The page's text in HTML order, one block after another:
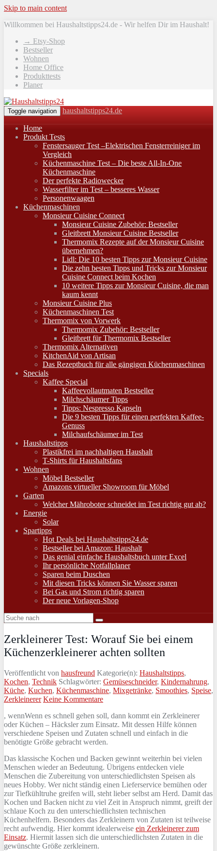
Skip to main content
Willkommen bei Haushaltstipps24.de - Wir helfen Dir im Haushalt!
→ Etsy-Shop
Bestseller
Wohnen
Home Office
Produkttests
Planer
Toggle navigation haushaltstipps24.de
Home
Produkt Tests
Fenstersauger Test –Elektrischen Fensterreiniger im
Vergleich
Küchenmaschine Test – Die beste All-In-One
Küchenmaschine
Der perfekte Radiowecker
Wasserfilter im Test – besseres Wasser
Personenwaagen
Küchenmaschinen
Monsieur Cuisine Connect
Monsieur Cuisine Zubehör: Bestseller
Gleitbrett Monsieur Cuisine Bestseller
Thermomix Rezepte auf der Monsieur Cuisine
übernehmen?
Lidl: Die 10 besten Tipps zur Monsieur Cuisine
Die zehn besten Tipps und Tricks zur Monsieur
Cuisine Connect beim Kochen
10 weitere Tipps zur Monsieur Cuisine, die man
kaum kennt
Monsieur Cuisine Plus
Küchenmaschinen Test
Thermomix von Vorwerk
Thermomix Zubehör: Bestseller
Gleitbrett für Thermomix Bestseller
Thermomix Alternativen
KitchenAid von Artisan
Das Rezeptbuch für alle gängigen Küchenmaschinen
Specials
Kaffee Special
Kaffeevollautmaten Bestseller
Milchschäumer Tipps
Tipps: Nespresso Kapseln
Die 9 besten Tipps für einen perfekten Kaffee-
Genuss
Milchaufschäumer im Test
Haushaltstipps
Plastikfrei im nachhaltigen Haushalt
T-Shirts für Haushaltsfans
Wohnen
Möbel Bestseller
Amazons virtueller Showroom für Möbel
Garten
Welcher Mähroboter schneidet im Test richtig gut ab?
Energie
Solar
Spartipps
Hot Deals bei Haushaltstipps24.de
Bestseller bei Amazon: Haushalt
Das genial einfache Haushaltsbuch unter Excel
Ihr persönliche Notfallplaner
Sparen beim Duschen
Mit diesen Tricks können Sie Wasser sparen
Bei Gas und Strom richtig sparen
Der neue Vorlagen-Shop
Zerkleinerer Test: Worauf Sie bei einem
Küchenzerkleinerer achten sollten
Veröffentlicht von hausfreund Kategorie(n): Haushaltstipps,
Kochen, Technik Schlagwörter: Gemüseschneider, Kindernahrung,
Küche, Kuchen, Küchenmaschine, Mixgetränke, Smoothies, Speise,
Zerkleinerer Keine Kommentare
, wennWenn es schnell gehen soll, dann kommt ein Zerkleinerer
oder Küchen – Häcksler zum Einsatz. Mit dessen Hilfe können
verschiedene Speisen und Zutaten schnell und einfach in die
benötigte Größe gebracht werden.
Das klassische Kochen und Backen gewinnt weiterhin bei vielen
Menschen wieder an Bedeutung. Übrigens entdecken viele
Menschen die Zubereitung von unterschiedlichsten Speisen als
neues Hobby. Wer nicht ständig einen Lieferservice bemühen oder
zur Tiefkühltruhe greifen will, steht lieber selbst am Herd. Damit das
Kochen und Backen nicht zu viel Zeit in Anspruch nimmt, greift der
schlaue Koch zu den unterschiedlichsten technischen
Küchenhelfern. Besonders das Zerkleinern von Zutaten ist teilweise
recht aufwendig. Hier kommt idealerweise ein Zerkleinerer zum
Einsatz. Hiermit lassen sich die unterschiedlichsten Zutaten in die
gewünschte Größe zerkleinern.